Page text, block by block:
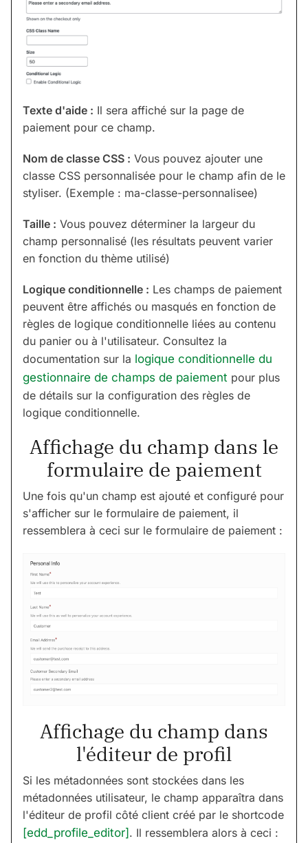
Texte d'aide : Il sera affiché sur la page de
paiement pour ce champ.
Nom de classe CSS : Vous pouvez ajouter une
classe CSS personnalisée pour le champ afin de le
styliser. (Exemple : ma-classe-personnalisee)
Taille : Vous pouvez déterminer la largeur du
champ personnalisé (les résultats peuvent varier
en fonction du thème utilisé)
Logique conditionnelle : Les champs de paiement
peuvent être affichés ou masqués en fonction de
règles de logique conditionnelle liées au contenu
du panier ou à l'utilisateur. Consultez la
documentation sur la logique conditionnelle du
gestionnaire de champs de paiement pour plus
de détails sur la configuration des règles de
logique conditionnelle.
Affichage du champ dans le
formulaire de paiement
Une fois qu'un champ est ajouté et configuré pour
s'afficher sur le formulaire de paiement, il
ressemblera à ceci sur le formulaire de paiement :
Affichage du champ dans
l'éditeur de profil
Si les métadonnées sont stockées dans les
métadonnées utilisateur, le champ apparaîtra dans
l'éditeur de profil côté client créé par le shortcode
[edd_profile_editor]. Il ressemblera alors à ceci :